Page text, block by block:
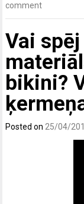
comment
Vai
bikini?
Posted on 25/04/